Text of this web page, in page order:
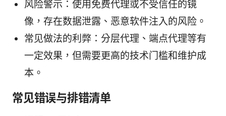
风险警示：使用免费代理或不受信任的镜
像，存在数据泄露、恶意软件注入的风险。
常见做法的利弊：分层代理、端点代理等有
一定效果，但需要更高的技术门槛和维护成
本。
常见错误与排错清单